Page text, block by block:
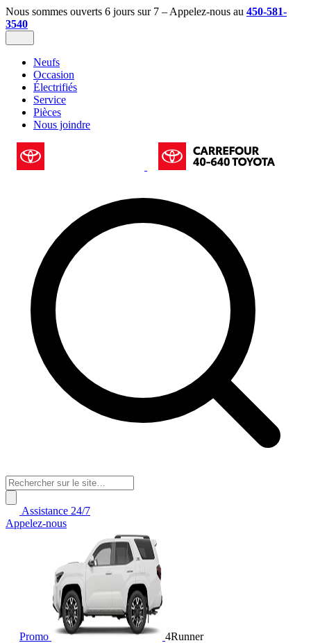
Nous sommes ouverts 6 jours sur 7 – Appelez-nous au 450-581-
3540
Neufs
Occasion
Électrifiés
Service
Pièces
Nous joindre
Assistance 24/7
Appelez-nous
Promo
4Runner